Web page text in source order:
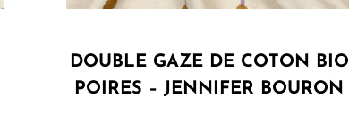
DOUBLE GAZE DE COTON BIO
POIRES – JENNIFER BOURON